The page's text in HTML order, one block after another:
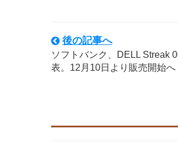
後の記事へ
ソフトバンク、DELL Streak
表。12月10日より販売開始へ